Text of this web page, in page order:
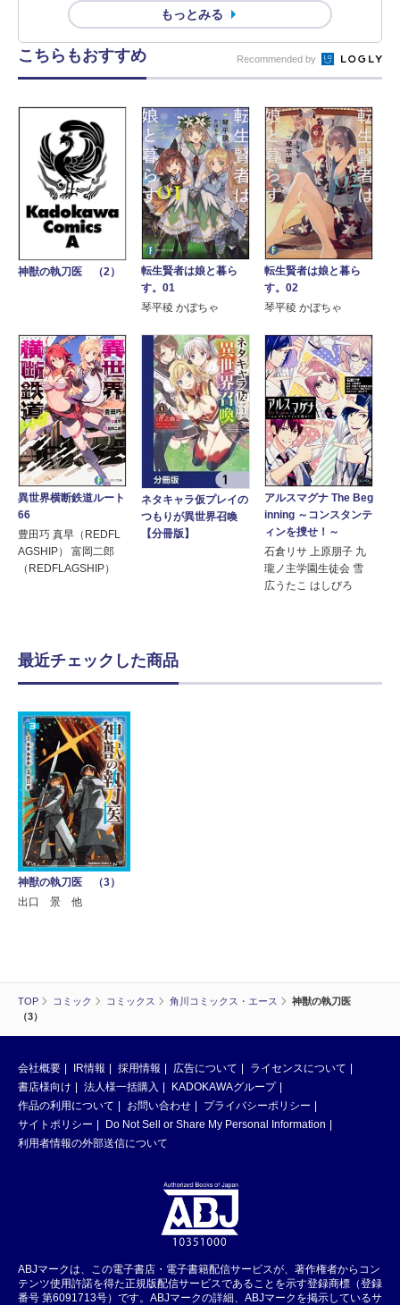
TOP コミック コミックス 角川コミックス・エース
神獣の執刀医
（3）
もっとみる
こちらもおすすめ Recommended by
神獣の執刀医 （2）
転生賢者は娘と暮ら
す。01
琴平稜 かぼちゃ
転生賢者は娘と暮ら
す。02
琴平稜 かぼちゃ
異世界横断鉄道ルート
66
豊田巧 真早（REDFL
AGSHIP） 富岡二郎
（REDFLAGSHIP）
ネタキャラ仮プレイの
つもりが異世界召喚
【分冊版】
アルスマグナ The Beg
inning ～コンスタンテ
ィンを捜せ！～
石倉リサ 上原朋子 九
瓏ノ主学園生徒会 雪
広うたこ はしびろ
最近チェックした商品
神獣の執刀医 （3）
出口 景 他
会社概要 IR情報 採用情報 広告について
ライセンスについて
書店様向け
法人様一括購入
KADOKAWAグループ
作品の利用について
お問い合わせ
プライバシーポリシー
サイトポリシー
Do Not Sell or Share My Personal Information
利用者情報の外部送信について
ABJマークは、この電子書店・電子書籍配信サービスが、著作権者からコン
テンツ使用許諾を得た正規版配信サービスであることを示す登録商標（登録
番号 第6091713号）です。ABJマークの詳細、ABJマークを掲示しているサ